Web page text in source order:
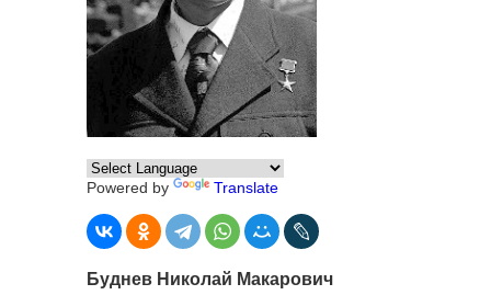
Powered by Translate
Буднев Николай Макарович